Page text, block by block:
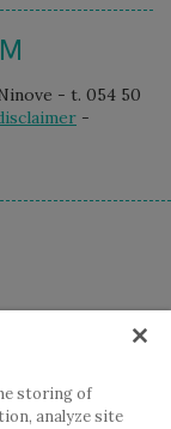
- t. 054 50
-
storing of
analyze site